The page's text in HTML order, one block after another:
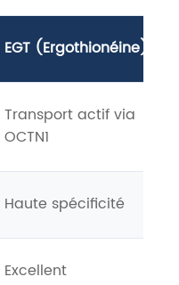
EGT (Ergothionéine)
Transport actif via
OCTN1
Haute spécificité
Excellent